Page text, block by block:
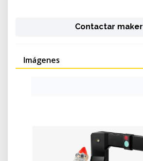
Contactar maker
Imágenes